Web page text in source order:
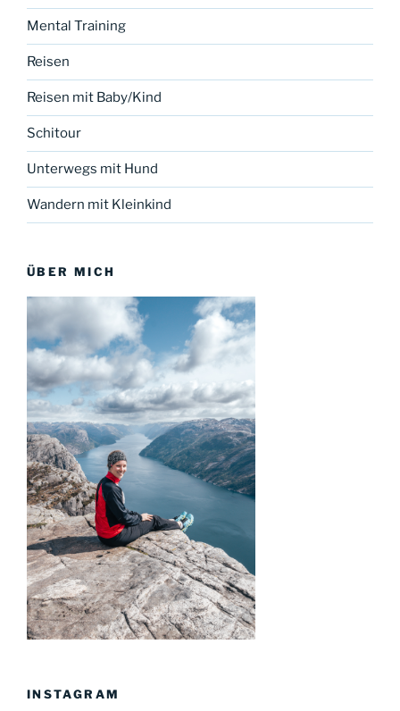
Mental Training
Reisen
Reisen mit Baby/Kind
Schitour
Unterwegs mit Hund
Wandern mit Kleinkind
ÜBER MICH
INSTAGRAM